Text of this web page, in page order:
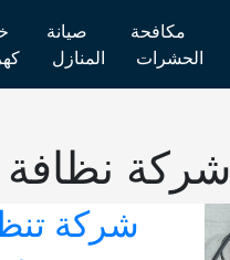
مكافحة
الحشرات
صيانة
المنازل
شركة
شركة